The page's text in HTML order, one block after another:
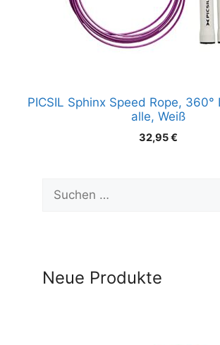
PICSIL Sphinx Speed Rope, 360°
alle, Weiß
32,95€
nach:
Neue Produkte